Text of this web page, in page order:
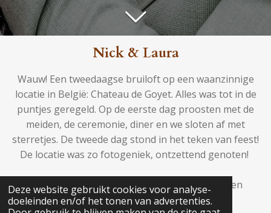
Deze website gebruikt cookies voor analyse-
doeleinden en/of het tonen van advertenties.
Nick & Laura
Wauw! Een tweedaagse bruiloft op een waanzinnige
locatie in België: Chateau de Goyet. Alles was tot in de
puntjes geregeld. Op de eerste dag proosten met de
meiden, de ceremonie, diner en we sloten af met
sterretjes. De tweede dag stond in het teken van feest!
De locatie was zo fotogeniek, ontzettend genoten!
TIP: Klik op de foto's om de hele beelden te zien